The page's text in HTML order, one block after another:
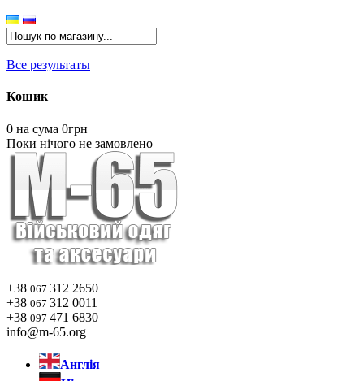
Все результаты
Кошик
0 на сума 0грн
Поки нічого не замовлено
+38 067 312 2650
+38 067 312 0011
+38 097 471 6830
info@m-65.org
Англія